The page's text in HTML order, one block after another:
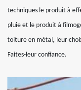
techniques le produit à
pluie et le produit à
toiture en métal, leur
Faites-leur confiance.